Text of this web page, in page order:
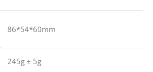
86*54*60mm
245g ± 5g